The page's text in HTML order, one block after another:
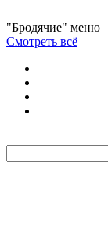
"Бродячие" меню
Смотреть всё